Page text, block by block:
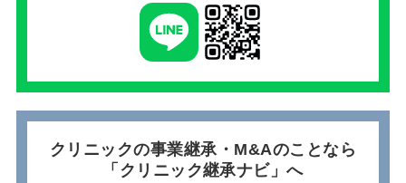
クリニックの事業継承・M&Aのことなら
「クリニック継承ナビ」へ